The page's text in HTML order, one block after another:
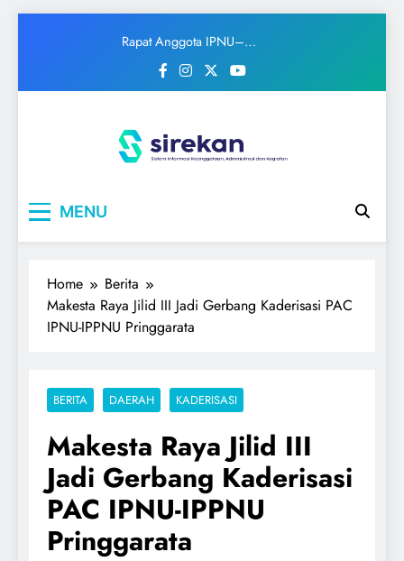
Rapat Anggota IPNU–
Sukses Digelar, Farel dan
Nisa Terpilih Pimpin
MENU
Home
Berita
Makesta Raya Jilid III Jadi Gerbang Kaderisasi PAC
IPNU-IPPNU Pringgarata
BERITA DAERAH KADERISASI
Makesta Raya Jilid III
Jadi Gerbang Kaderisasi
PAC IPNU-IPPNU
Pringgarata